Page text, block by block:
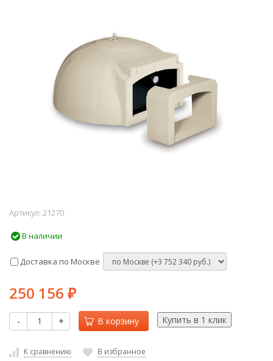
Артикул: 21270
В наличии
Доставка по Москве
250 156 ₽
- + В корзину
К сравнению В избранное